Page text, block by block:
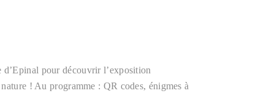
pour découvrir l’exposition
! Au programme : QR codes, énigmes à